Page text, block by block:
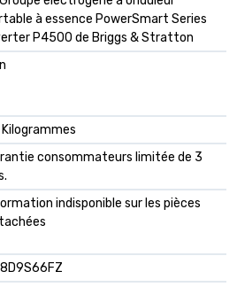
à essence PowerSmart Series
P4500 de Briggs & Stratton
consommateurs limitée de 3
indisponible sur les pièces